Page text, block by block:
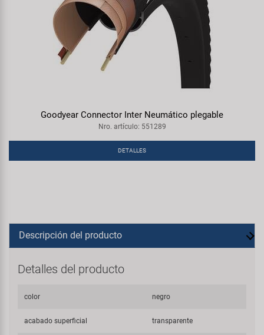
Goodyear Connector Inter Neumático plegable
Nro. artículo: 551289
DETALLES
Descripción del producto
Detalles del producto
color negro
acabado superficial transparente